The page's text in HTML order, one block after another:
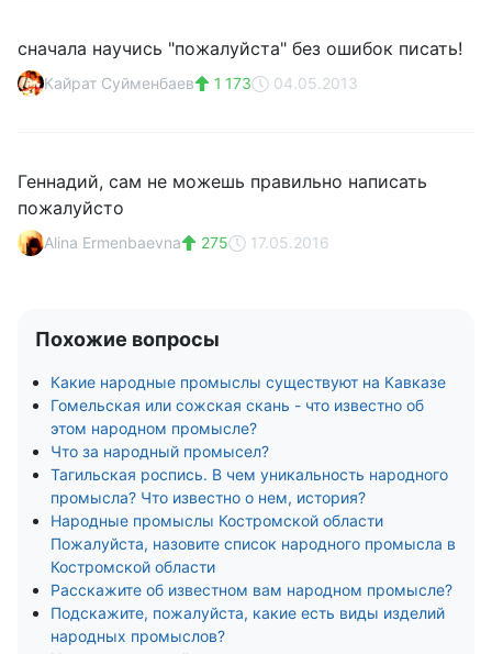
сначала научись "пожалуйста" без ошибок писать!
Кайрат Суйменбаев 1 173 04.05.2013
Геннадий, сам не можешь правильно написать
пожалуйсто
Alina Ermenbaevna 275 17.05.2016
Похожие вопросы
Какие народные промыслы существуют на Кавказе
Гомельская или сожская скань - что известно об
этом народном промысле?
Что за народный промысел?
Тагильская роспись. В чем уникальность народного
промысла? Что известно о нем, история?
Народные промыслы Костромской области
Пожалуйста, назовите список народного промысла в
Костромской области
Расскажите об известном вам народном промысле?
Подскажите, пожалуйста, какие есть виды изделий
народных промыслов?